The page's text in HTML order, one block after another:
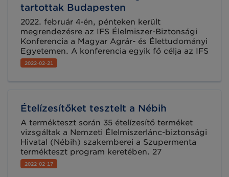
lánc többi szereplőjével is.
tartottak Budapesten
2022. február 4-én, pénteken került
megrendezésre az IFS Élelmiszer-Biztonsági
Konferencia a Magyar Agrár- és Élettudományi
Egyetemen. A konferencia egyik fő célja az IFS
Food 7 szabvány és tanúsítási folyamat
bemutatása és a hozzá kapcsolódó
sem hiányozhatott.
2022-02-21
Ételízesítőket tesztelt a Nébih
A termékteszt során 35 ételízesítő terméket
vizsgáltak a Nemzeti Élelmiszerlánc-biztonsági
Hivatal (Nébih) szakemberei a Szupermenta
termékteszt program keretében. 27
ételízesítőnél fordultak elő jelölési hibák,
továbbá a hatóság – már a tesztfolyamat
2022-02-17